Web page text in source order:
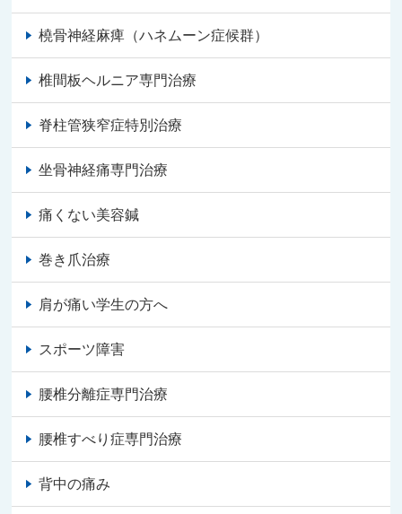
橈骨神経麻痺（ハネムーン症候群）
椎間板ヘルニア専門治療
脊柱管狭窄症特別治療
坐骨神経痛専門治療
痛くない美容鍼
巻き爪治療
肩が痛い学生の方へ
スポーツ障害
腰椎分離症専門治療
腰椎すべり症専門治療
背中の痛み